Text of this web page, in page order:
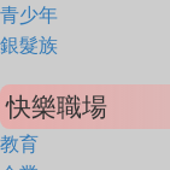
青少年
銀髮族
快樂職場
教育